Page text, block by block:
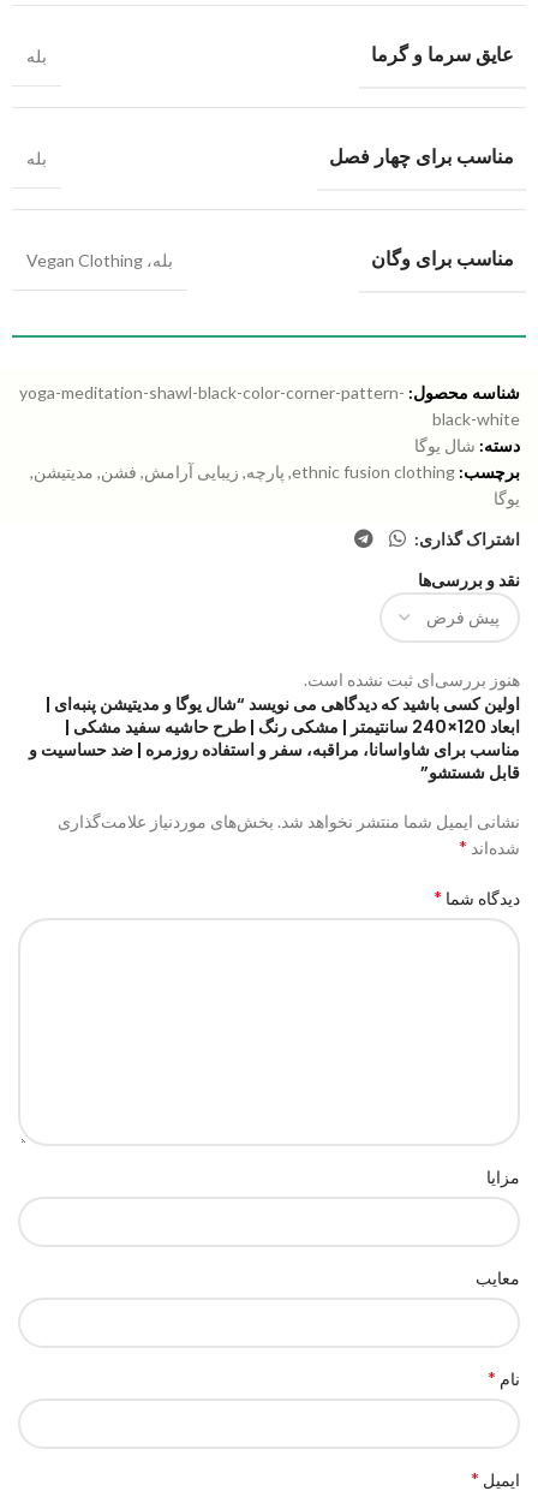
عایق سرما و گرما بله
مناسب برای چهار فصل بله
مناسب برای وگان بله، Vegan Clothing
شناسه محصول: yoga-meditation-shawl-black-color-corner-pattern-
black-white
دسته: شال یوگا
برچسب: ethnic fusion clothing
, پارچه, زیبایی آرامش, فشن, مدیتیشن,
یوگا
اشتراک گذاری:
نقد و بررسی‌ها
هنوز بررسی‌ای ثبت نشده است.
اولین کسی باشید که دیدگاهی می نویسد “شال یوگا و مدیتیشن پنبه‌ای |
ابعاد 120×240 سانتیمتر | مشکی رنگ | طرح حاشیه سفید مشکی |
مناسب برای شاواسانا، مراقبه، سفر و استفاده روزمره | ضد حساسیت و
قابل شستشو”
نشانی ایمیل شما منتشر نخواهد شد. بخش‌های موردنیاز علامت‌گذاری
شده‌اند *
دیدگاه شما *
مزایا
معایب
نام *
ایمیل *